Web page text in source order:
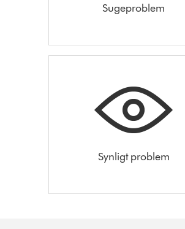
Sugeproblem
Synligt problem